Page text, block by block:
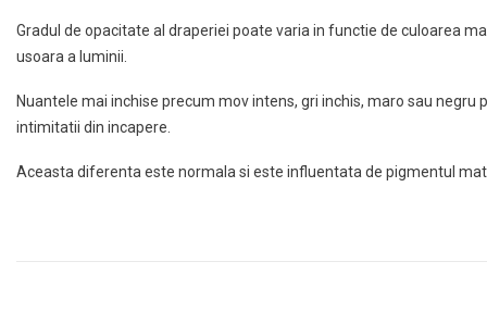
Gradul de opacitate al draperiei poate varia in functie de culoarea
usoara a luminii.
Nuantele mai inchise precum mov intens, gri inchis, maro sau
intimitatii din incapere.
Aceasta diferenta este normala si este influentata de pigmentul